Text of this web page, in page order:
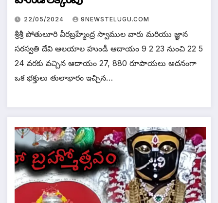
22/05/2024 9NEWSTELUGU.COM
శ్రీశ్రీ పోతులూరి వీరబ్రహ్మేంద్ర స్వాముల వారు మరియు జ్ఞాన
సరస్వతి దేవి ఆలయాల హుండీ ఆదాయం 9 2 23 నుంచి 22 5
24 వరకు వచ్చిన ఆదాయం 27, 880 రూపాయలు అదనంగా
ఒక భక్తులు తులాభారం ఇచ్చిన…